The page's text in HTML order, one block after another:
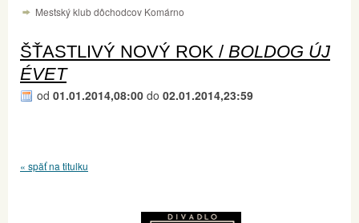
Mestský klub dôchodcov Komárno
ŠŤASTLIVÝ NOVÝ ROK / BOLDOG ÚJ
ÉVET
od 01.01.2014,08:00 do 02.01.2014,23:59
« späť na titulku